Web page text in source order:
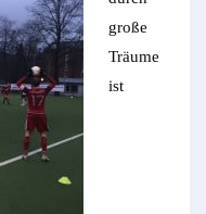
große
Träume
ist